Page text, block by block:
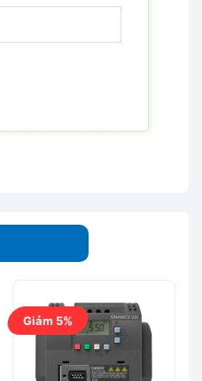
Giảm 5%